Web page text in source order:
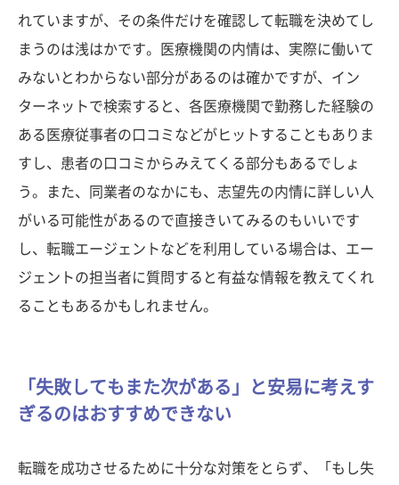
れていますが、その条件だけを確認して転職を決めてし
まうのは浅はかです。医療機関の内情は、実際に働いて
みないとわからない部分があるのは確かですが、イン
ターネットで検索すると、各医療機関で勤務した経験の
ある医療従事者の口コミなどがヒットすることもありま
すし、患者の口コミからみえてくる部分もあるでしょ
う。また、同業者のなかにも、志望先の内情に詳しい人
がいる可能性があるので直接きいてみるのもいいです
し、転職エージェントなどを利用している場合は、エー
ジェントの担当者に質問すると有益な情報を教えてくれ
ることもあるかもしれません。
「失敗してもまた次がある」と安易に考えす
ぎるのはおすすめできない
転職を成功させるために十分な対策をとらず、「もし失